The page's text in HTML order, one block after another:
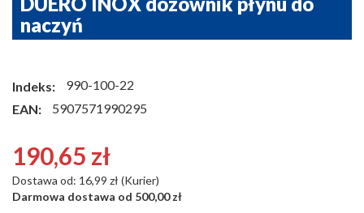
naczyń
Indeks:
990-100-22
EAN:
5907571990295
190,65 zł
Dostawa od: 16,99 zł (Kurier)
Darmowa dostawa od 500,00 zł